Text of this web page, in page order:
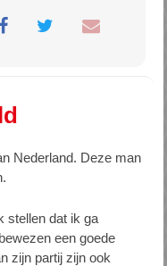
Nederland. Deze man
stellen dat ik ga
een goede
zijn partij zijn ook